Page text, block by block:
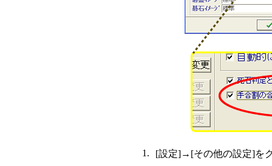
1.
[設定]→[その他の設定]を